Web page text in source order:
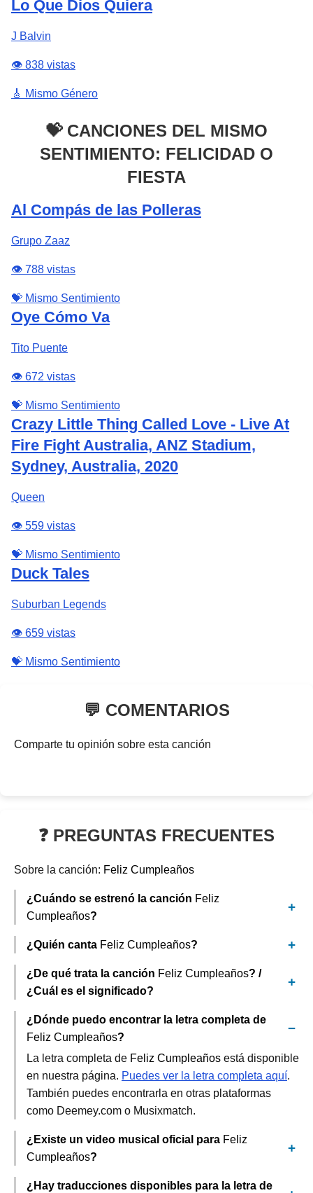
Lo Que Dios Quiera
J Balvin
👁️ 838 vistas
🎸 Mismo Género
💝 CANCIONES DEL MISMO
SENTIMIENTO: FELICIDAD O
FIESTA
Al Compás de las Polleras
Grupo Zaaz
👁️ 788 vistas
💝 Mismo Sentimiento
Oye Cómo Va
Tito Puente
👁️ 672 vistas
💝 Mismo Sentimiento
Crazy Little Thing Called Love - Live At
Fire Fight Australia, ANZ Stadium,
Sydney, Australia, 2020
Queen
👁️ 559 vistas
💝 Mismo Sentimiento
Duck Tales
Suburban Legends
👁️ 659 vistas
💝 Mismo Sentimiento
💬 COMENTARIOS
Comparte tu opinión sobre esta canción
❓ PREGUNTAS FRECUENTES
Sobre la canción: Feliz Cumpleaños
¿Cuándo se estrenó la canción Feliz
Cumpleaños?
¿Quién canta Feliz Cumpleaños?
¿De qué trata la canción Feliz Cumpleaños? /
¿Cuál es el significado?
¿Dónde puedo encontrar la letra completa de
Feliz Cumpleaños?
La letra completa de Feliz Cumpleaños está disponible
en nuestra página. Puedes ver la letra completa aquí.
También puedes encontrarla en otras plataformas
como Deemey.com o Musixmatch.
¿Existe un video musical oficial para Feliz
Cumpleaños?
¿Hay traducciones disponibles para la letra de